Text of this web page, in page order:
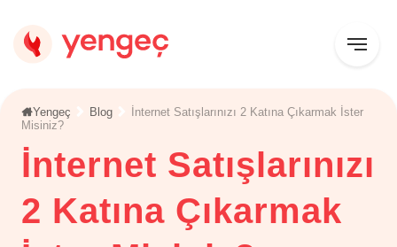
Yengeç Blog
İnternet Satışlarınızı 2 Katına Çıkarmak İster
Misiniz?
İnternet Satışlarınızı
2 Katına Çıkarmak